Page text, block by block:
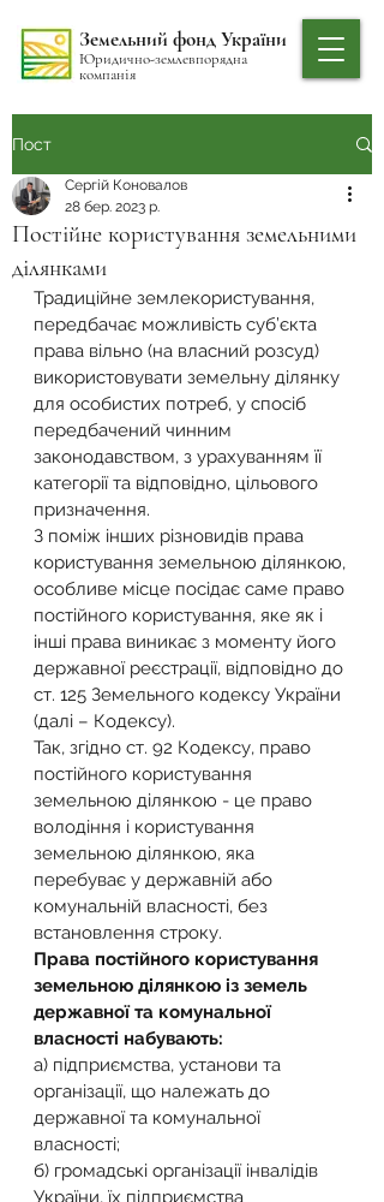
Земельний фонд України
Юридично-землевпорядна
компанія
Пост
Постійне користування земельними
ділянками
Сергій Коновалов
28 бер. 2023 р.
Традиційне землекористування,
передбачає можливість суб’єкта
права вільно (на власний розсуд)
використовувати земельну ділянку
для особистих потреб, у спосіб
передбачений чинним
законодавством, з урахуванням її
категорії та відповідно, цільового
призначення.
​З поміж інших різновидів права
користування земельною ділянкою,
особливе місце посідає саме право
постійного користування, яке як і
інші права виникає з моменту його
державної реєстрації, відповідно до
ст. 125 Земельного кодексу України
(далі – Кодексу).
​Так, згідно ст. 92 Кодексу, право
постійного користування
земельною ділянкою - це право
володіння і користування
земельною ділянкою, яка
перебуває у державній або
комунальній власності, без
встановлення строку.
Права постійного користування
земельною ділянкою із земель
державної та комунальної
власності набувають:
а) підприємства, установи та
організації, що належать до
державної та комунальної
власності;
б) громадські організації інвалідів
України, їх підприємства